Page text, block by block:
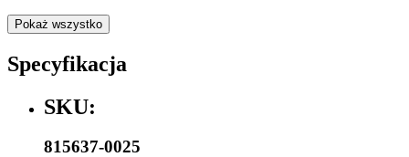
Pokaż wszystko
Specyfikacja
SKU:
815637-0025